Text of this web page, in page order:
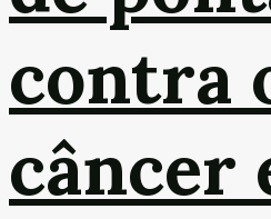
contra
câncer